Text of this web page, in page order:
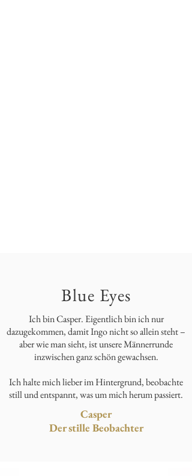
Blue Eyes
Ich bin Casper. Eigentlich bin ich nur
dazugekommen, damit Ingo nicht so allein steht –
aber wie man sieht, ist unsere Männerrunde
inzwischen ganz schön gewachsen.
Ich halte mich lieber im Hintergrund, beobachte
still und entspannt, was um mich herum passiert.
Casper
Der stille Beobachter